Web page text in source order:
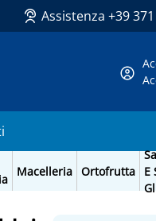
Assistenza +39
Macelleria Ortofrutta
E